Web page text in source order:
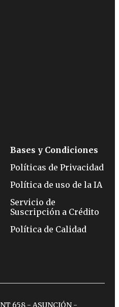
Bases y Condiciones
Políticas de Privacidad
Política de uso de la IA
Servicio de
Suscripción a Crédito
Política de Calidad